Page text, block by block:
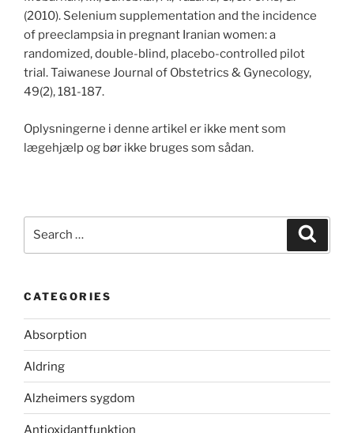
(2010). Selenium supplementation and the incidence
of preeclampsia in pregnant Iranian women: a
randomized, double-blind, placebo-controlled pilot
trial. Taiwanese Journal of Obstetrics & Gynecology,
49(2), 181-187.
Oplysningerne i denne artikel er ikke ment som
lægehjælp og bør ikke bruges som sådan.
CATEGORIES
Absorption
Aldring
Alzheimers sygdom
Antioxidantfunktion